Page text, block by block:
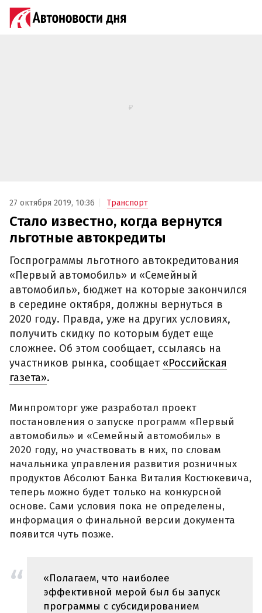
27 октября 2019, 10:36 Транспорт
Стало известно, когда вернутся
льготные автокредиты
Госпрограммы льготного автокредитования
«Первый автомобиль» и «Семейный
автомобиль», бюджет на которые закончился
в середине октября, должны вернуться в
2020 году. Правда, уже на других условиях,
получить скидку по которым будет еще
сложнее. Об этом сообщает, ссылаясь на
участников рынка, сообщает «Российская
газета».
Минпромторг уже разработал проект
постановления о запуске программ «Первый
автомобиль» и «Семейный автомобиль» в
2020 году, но участвовать в них, по словам
начальника управления развития розничных
продуктов Абсолют Банка Виталия Костюкевича,
теперь можно будет только на конкурсной
основе. Сами условия пока не определены,
информация о финальной версии документа
появится чуть позже.
«Полагаем, что наиболее
эффективной мерой был бы запуск
программы с субсидированием